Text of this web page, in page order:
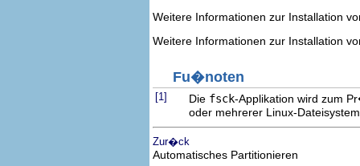
Weitere Informationen zur Installation
Weitere Informationen zur Installation
Fu�noten
[1] Die fsck-Applikation wird zum
oder mehrerer Linux-
Zur�ck
Automatisches Partitionieren